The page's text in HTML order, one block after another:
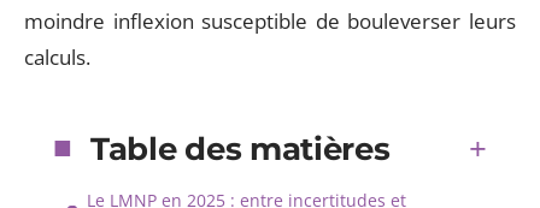
moindre inflexion susceptible de bouleverser leurs
calculs.
Table des matières
Le LMNP en 2025 : entre incertitudes et